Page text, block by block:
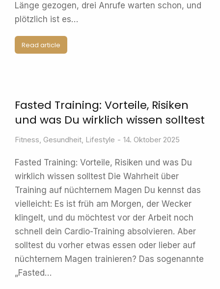
Länge gezogen, drei Anrufe warten schon, und
plötzlich ist es…
Read article
Fasted Training: Vorteile, Risiken
und was Du wirklich wissen solltest
Fitness, Gesundheit, Lifestyle 14. Oktober 2025
Fasted Training: Vorteile, Risiken und was Du
wirklich wissen solltest Die Wahrheit über
Training auf nüchternem Magen Du kennst das
vielleicht: Es ist früh am Morgen, der Wecker
klingelt, und du möchtest vor der Arbeit noch
schnell dein Cardio-Training absolvieren. Aber
solltest du vorher etwas essen oder lieber auf
nüchternem Magen trainieren? Das sogenannte
„Fasted…